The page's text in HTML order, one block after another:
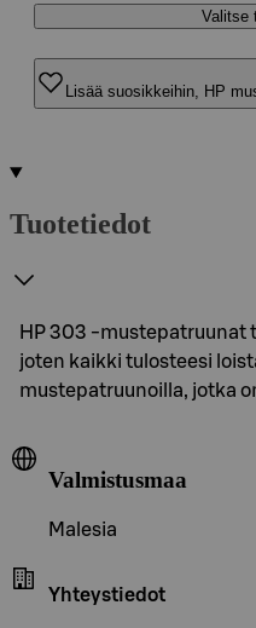
Valitse
Lisää suosikkeihin, HP
Tuotetiedot
HP 303 -mustepatruunat
joten kaikki tulosteesi
mustepatruunoilla, jotka
Valmistusmaa
Malesia
Yhteystiedot